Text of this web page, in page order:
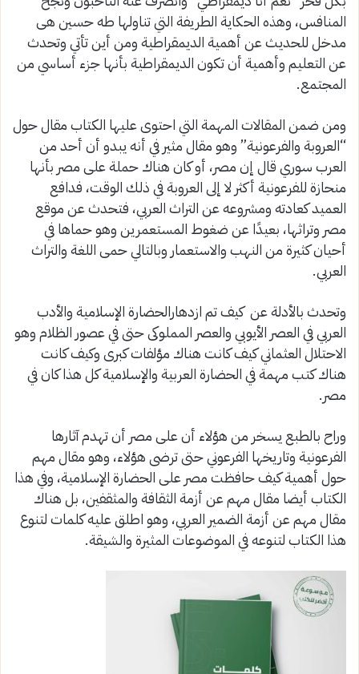
المنافس، وهذه الحكاية الطريفة التي تناولها طه حسين هى
مدخل للحديث عن أهمية الديمقراطية ومن أين تأتي وتحدث
عن التعليم وأهمية أن تكون الديمقراطية بأنها جزء أساسي من
المجتمع.
ومن ضمن المقالات المهمة التي احتوى عليها الكتاب مقال حول
“العروبة والفرعونية” وهو مقال مثير في أنه يبدو أن أحد من
العرب سوري قال إن مصر، أو كان هناك حملة على مصر بأنها
منحازة للفرعونية أكثر لا إلى العروبة في ذلك الوقت، فدافع
العميد كعادته ومشروعه عن التراث العربي، فتحدث عن موقع
مصر وتراثها، بعيدًا عن ضغوط المستعمرين وهو حماها في
أحيان كثيرة من النهب والاستعمار وبالتالي حمى اللغة والتراث
العربي.
وتحدث بالأدلة عن كيف تم ازدهارالحضارة الإسلامية والأدب
العربي في العصر الأيوبي والعصر المملوكى حتى في عصور الظلام وهو
الاحتلال العثماني كيف كانت هناك مؤلفات كبرى وكيف كانت
هناك كتب مهمة في الحضارة العربية والإسلامية كل هذا كان في
مصر.
وراح بالطبع يسخر من هؤلاء أن على مصر أن تهدم آثارها
الفرعونية وتاريخها الفرعوني حتى ترضى هؤلاء، وهو مقال مهم
حول أهمية كيف حافظت مصر على الحضارة الإسلامية، وفي هذا
الكتاب أيضا مقال مهم عن أزمة الثقافة والمثقفين، بل هناك
مقال مهم عن أزمة الضمير العربي، وهو اطلق عليه كلمات لتنوع
هذا الكتاب لتنوعه في الموضوعات المثيرة والشيقة.